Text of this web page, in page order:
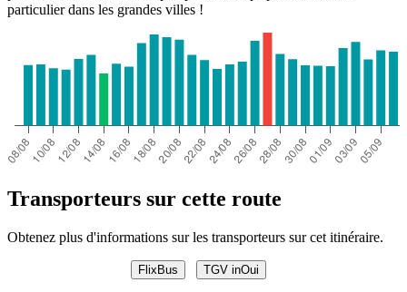
particulier dans les grandes villes !
Transporteurs sur cette route
Obtenez plus d'informations sur les transporteurs sur cet itinéraire.
FlixBus TGV inOui